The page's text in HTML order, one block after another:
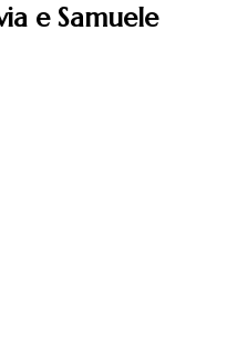
e Samuele